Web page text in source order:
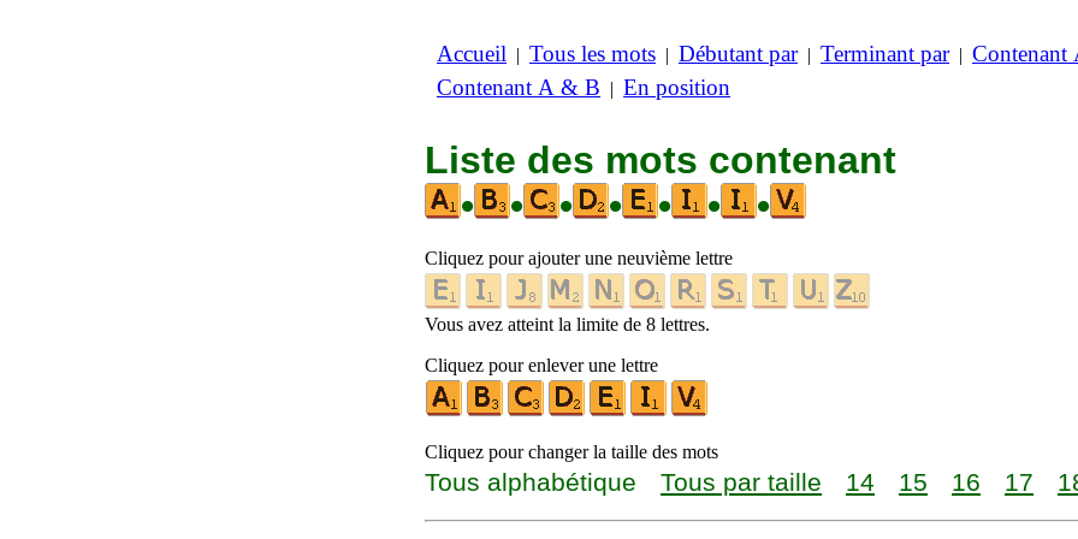
Accueil | Tous les mots | Débutant par| Terminant par| Contenant
Contenant A & B | En position
Liste des mots contenant
•
• • • • • •
Cliquez pour ajouter une neuvième lettre
Vous avez atteint la limite de 8 lettres.
Cliquez pour enlever une lettre
Cliquez pour changer la taille des mots
Tous alphabétique Tous par taille 14 15 16 17